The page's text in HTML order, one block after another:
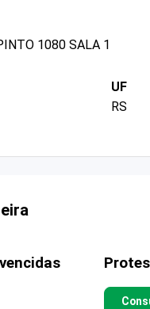
1080 SALA 1
UF
RS